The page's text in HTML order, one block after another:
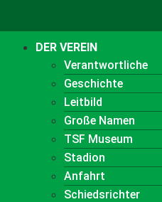
DER VEREIN
Verantwortliche
Geschichte
Leitbild
Große Namen
TSF Museum
Stadion
Anfahrt
Schiedsrichter